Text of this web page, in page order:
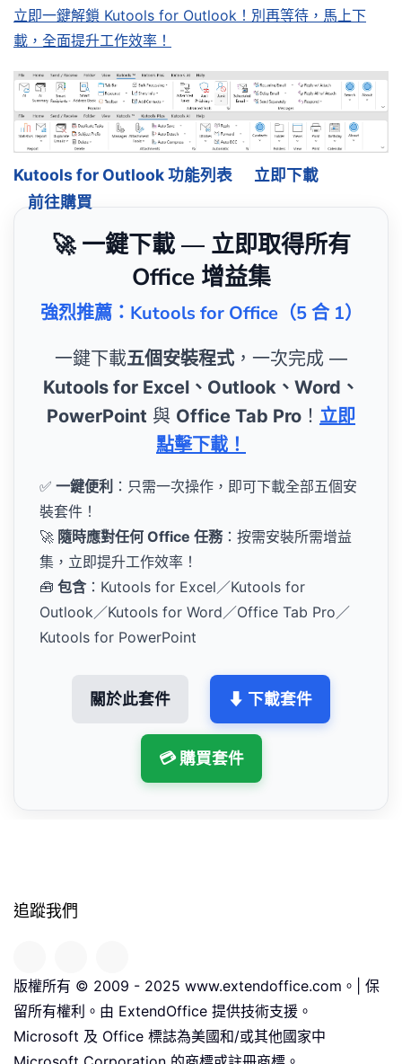
立即一鍵解鎖 Kutools for Outlook！別再等待，馬上下
載，全面提升工作效率！
Kutools for Outlook 功能列表
立即下載
前往購買
🚀 一鍵下載 — 立即取得所有
Office 增益集
強烈推薦：Kutools for Office（5 合 1）
一鍵下載五個安裝程式 ，一次完成 —
Kutools for Excel、Outlook、Word、
PowerPoint 與 Office Tab Pro ！ 立即
點擊下載！
✅ 一鍵便利 ：只需一次操作，即可下載全部五個安
裝套件！
🚀 隨時應對任何 Office 任務：按需安裝所需增益
集，立即提升工作效率！
🧰 包含：Kutools for Excel／Kutools for
Outlook／Kutools for Word／Office Tab Pro／
Kutools for PowerPoint
關於此套件 ⬇ 下載套件
💳 購買套件
追蹤我們
版權所有 © 2009 - 2025 www.extendoffice.com。| 保
留所有權利。由 ExtendOffice 提供技術支援。
Microsoft 及 Office 標誌為美國和/或其他國家中